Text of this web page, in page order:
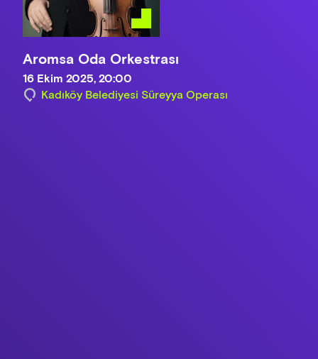
Aromsa Oda Orkestrası
16 Ekim 2025, 20:00
Kadıköy Belediyesi Süreyya Operası